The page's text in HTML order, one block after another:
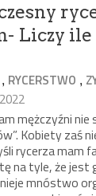
Liczy ile
, RYCERSTWO ,
mężczyźni nie
Kobiety zaś
rycerza mam
na tyle, że jest
mnóstwo